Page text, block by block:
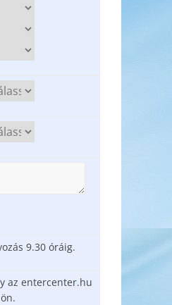
9.30 óráig.
az entercenter.hu